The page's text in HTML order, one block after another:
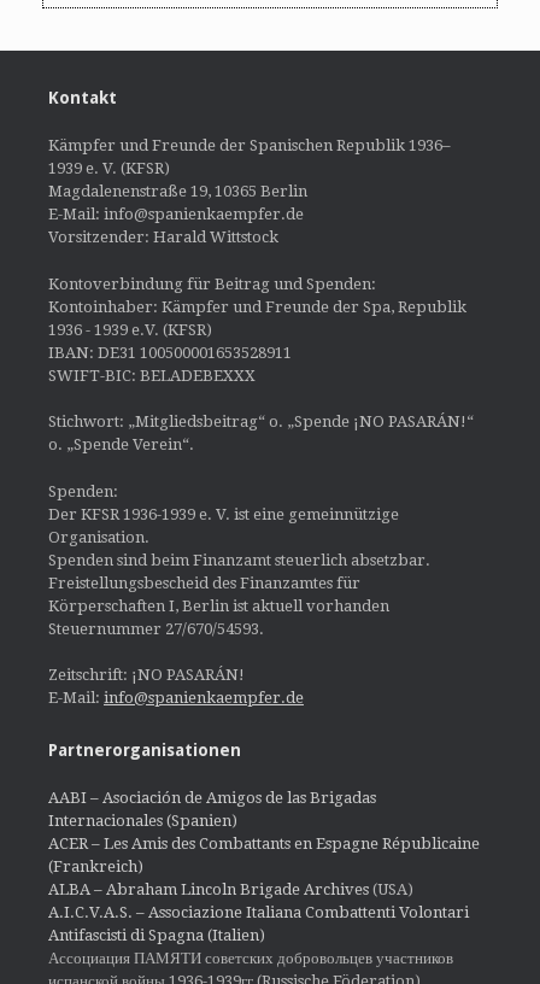
Kontakt
Kämpfer und Freunde der Spanischen Republik 1936–
1939 e. V. (KFSR)
Magdalenenstraße 19, 10365 Berlin
E-Mail: info@spanienkaempfer.de
Vorsitzender: Harald Wittstock
Kontoverbindung für Beitrag und Spenden:
Kontoinhaber: Kämpfer und Freunde der Spa, Republik
1936 - 1939 e.V. (KFSR)
IBAN: DE31 100500001653528911
SWIFT-BIC: BELADEBEXXX
Stichwort: „Mitgliedsbeitrag“ o. „Spende ¡NO PASARÁN!“
o. „Spende Verein“.
Spenden:
Der KFSR 1936-1939 e. V. ist eine gemeinnützige
Organisation.
Spenden sind beim Finanzamt steuerlich absetzbar.
Freistellungsbescheid des Finanzamtes für
Körperschaften I, Berlin ist aktuell vorhanden
Steuernummer 27/670/54593.
Zeitschrift: ¡NO PASARÁN!
E-Mail: info@spanienkaempfer.de
Partnerorganisationen
AABI – Asociación de Amigos de las Brigadas
Internacionales (Spanien)
ACER – Les Amis des Combattants en Espagne Républicaine
(Frankreich)
ALBA – Abraham Lincoln Brigade Archives (USA)
A.I.C.V.A.S. – Associazione Italiana Combattenti Volontari
Antifascisti di Spagna (Italien)
Ассоциация ПАМЯТИ советских добровольцев участников